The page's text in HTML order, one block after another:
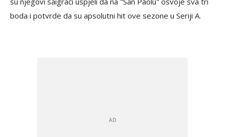
boda i potvrde da su apsolutni hit ove sezone u Seriji A.